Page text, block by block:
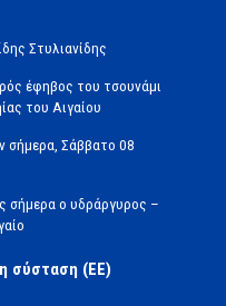
Στυλιανίδης
έφηβος του τσουνάμι
του Αιγαίου
σήμερα, Σάββατο 08
σήμερα ο υδράργυρος –
σύσταση (ΕΕ)